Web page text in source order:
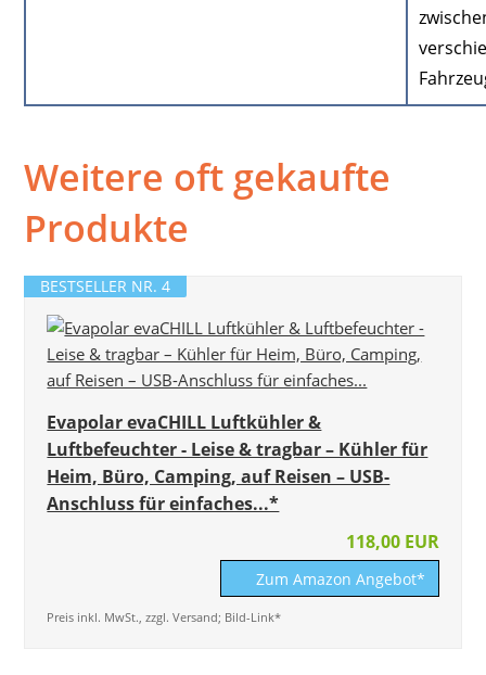
Weitere oft gekaufte
Produkte
BESTSELLER NR. 4
Evapolar evaCHILL Luftkühler &
Luftbefeuchter - Leise & tragbar – Kühler für
Heim, Büro, Camping, auf Reisen – USB-
Anschluss für einfaches...*
118,00 EUR
Zum Amazon Angebot*
Preis inkl. MwSt., zzgl. Versand; Bild-Link*